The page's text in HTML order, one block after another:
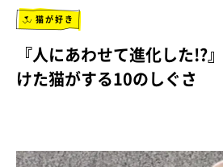
猫が好き
『人にあわせて進化した!?
けた猫がする10のしぐさ